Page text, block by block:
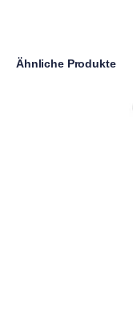
Ähnliche Produkte